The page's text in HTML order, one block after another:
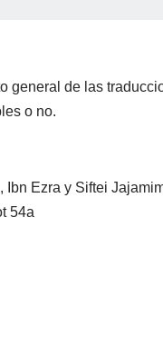
general de las
o no.
Ibn Ezra y Siftei
54a